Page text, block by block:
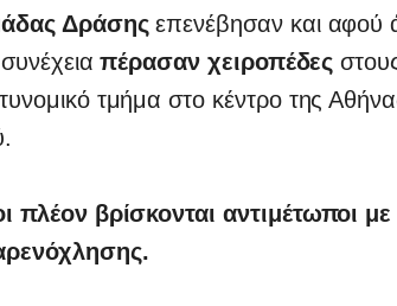
Δράσηςεπενέβησαν και αφού
πέρασαν χειροπέδες
τμήμα στο κέντρο της
πλέον βρίσκονται αντιμέτωποι